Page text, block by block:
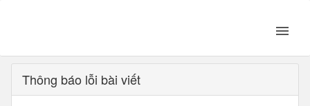
Thông báo lỗi bài viết